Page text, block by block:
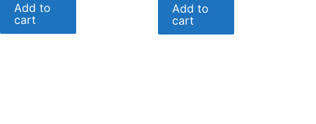
Add to
cart
Add to
cart